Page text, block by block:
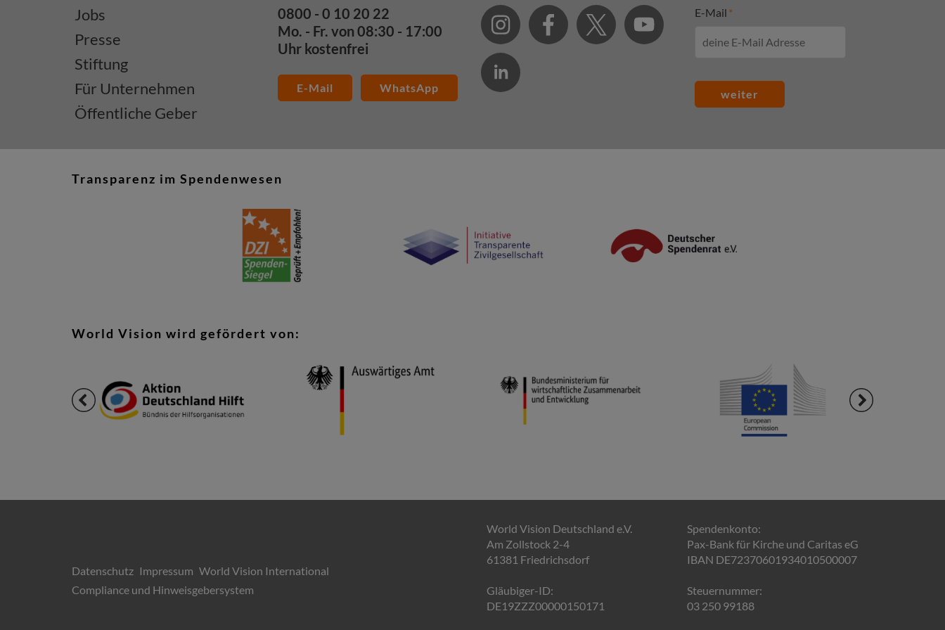
Jobs
Presse
Stiftung
Für Unternehmen
Öffentliche Geber
0800 - 0 10 20 22
Mo. - Fr. von 08:30 - 17:00
Uhr kostenfrei
E-Mail WhatsApp
E-Mail
weiter
Transparenz im Spendenwesen
World Vision wird gefördert von:
Datenschutz Impressum World Vision International
Compliance und Hinweisgebersystem
World Vision Deutschland e.V.
Am Zollstock 2-4
61381 Friedrichsdorf
Gläubiger-ID:
DE19ZZZ00000150171
Spendenkonto:
Pax-Bank für Kirche und Caritas eG
IBAN DE72370601934010500007
Steuernummer:
03 250 99188